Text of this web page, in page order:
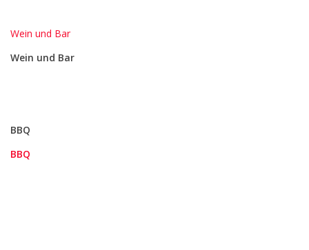
Wein und Bar
Wein und Bar
BBQ
BBQ